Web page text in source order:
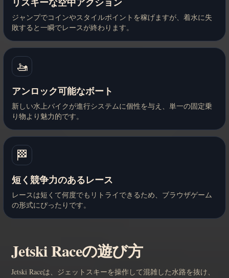
ジャンプでコインやスタイルポイントを稼げますが、着水に失
敗すると一瞬でレースが終わります。
🚤
アンロック可能なボート
新しい水上バイクが進行システムに個性を与え、単一の固定乗
り物より魅力的です。
🏁
短く競争力のあるレース
レースは短くて何度でもリトライできるため、ブラウザゲーム
の形式にぴったりです。
Jetski Raceの遊び方
Jetski Raceは、ジェットスキーを操作して混雑した水路を抜け、